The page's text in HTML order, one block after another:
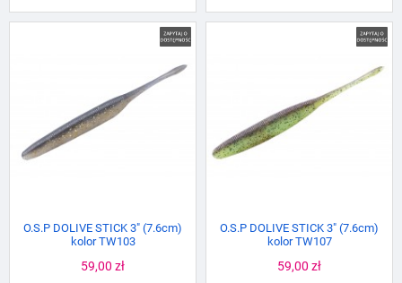
O.S.P DOLIVE STICK 3" (7.6cm)
kolor TW103
Cena
59,00 zł
O.S.P DOLIVE STICK 3" (7.6cm)
kolor TW107
Cena
59,00 zł